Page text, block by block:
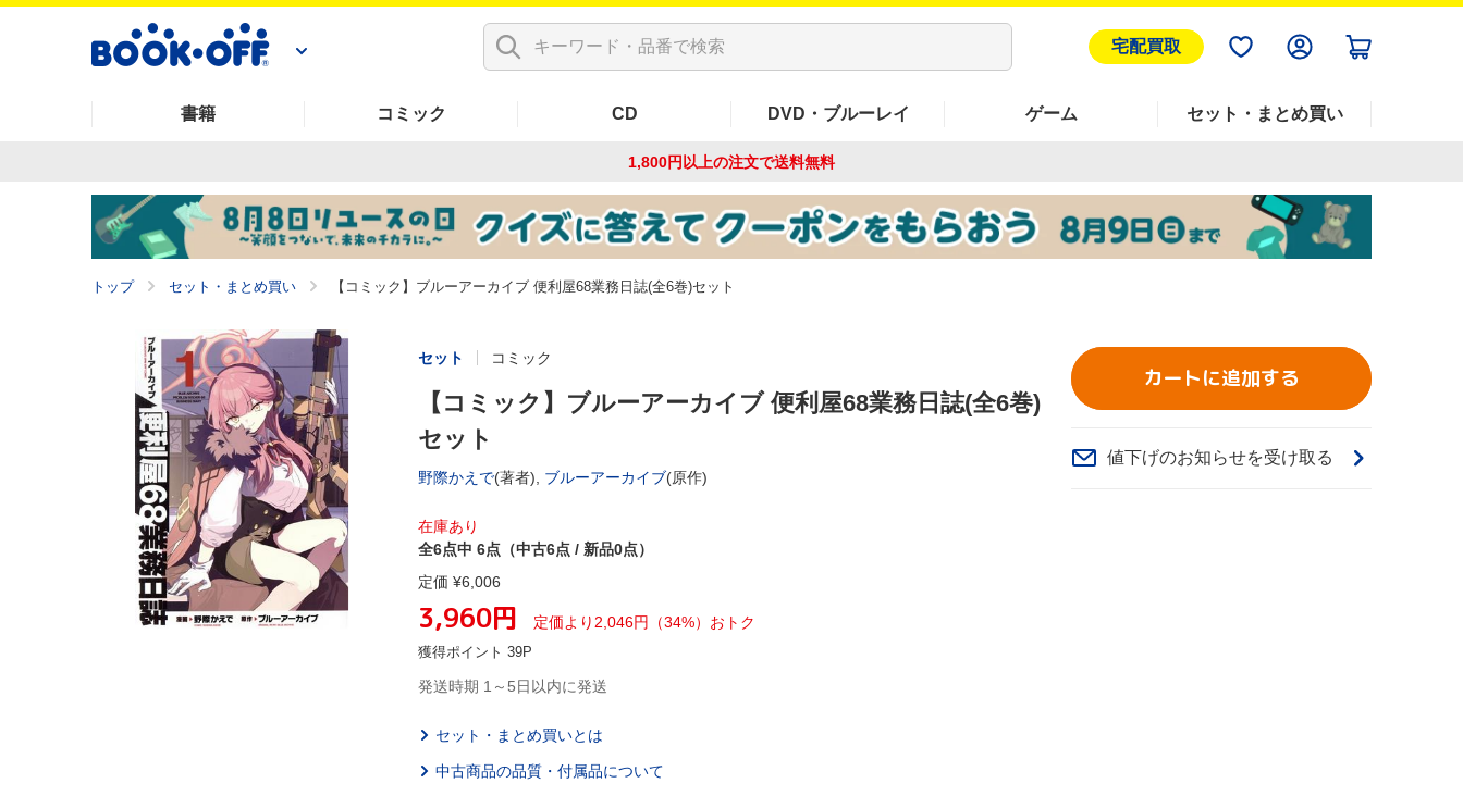
宅配買取
書籍 コミック CD DVD・ブルーレイ ゲーム セット・まとめ買い
1,800円以上の注文で送料無料
トップ セット・まとめ買い 【コミック】ブルーアーカイブ 便利屋68業務日誌(全6巻)セット
セット コミック
【コミック】ブルーアーカイブ 便利屋68業務日誌(全6巻)
セット
野際かえで(著者), ブルーアーカイブ(原作)
在庫あり
全6点中 6点（中古6点 / 新品0点）
定価 ¥6,006
3,960円 定価より 2,046円 （34%） おトク
獲得ポイント 39P
発送時期 1～5日以内に発送
セット・まとめ買いとは
中古商品の品質・付属品について
カートに追加する
値下げのお知らせを受け取る